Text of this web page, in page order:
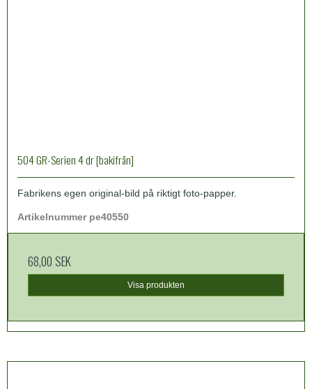
504 GR-Serien 4 dr [bakifrån]
Fabrikens egen original-bild på riktigt foto-papper.
Artikelnummer pe40550
68,00 SEK
Visa produkten